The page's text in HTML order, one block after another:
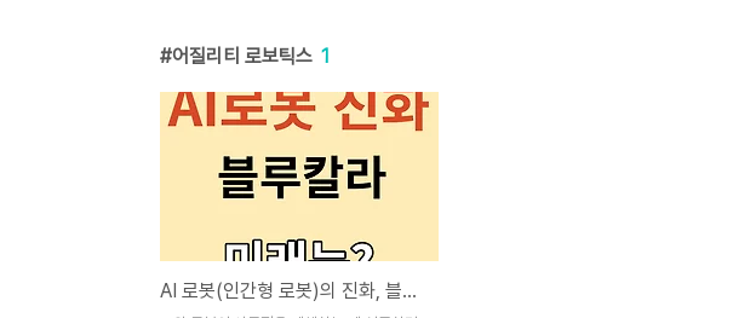
어질리티 로보틱스 1
AI 로봇(인간형 로봇)의 진화, 블루 칼라의 미래는?